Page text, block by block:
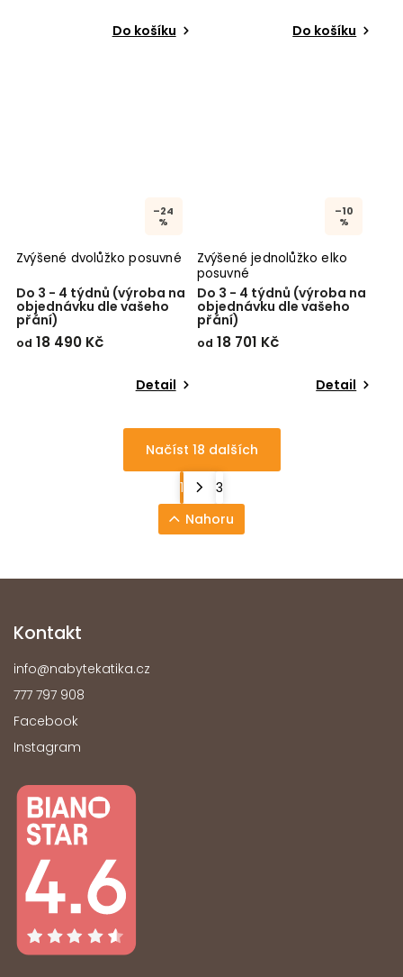
Do košíku Do košíku
–24
%
Zvýšené dvolůžko posuvné
Do 3 - 4 týdnů (výroba na
objednávku dle vašeho
přání)
od 18 490 Kč
Detail
–10
%
Zvýšené jednolůžko elko
posuvné
Do 3 - 4 týdnů (výroba na
objednávku dle vašeho
přání)
od 18 701 Kč
Detail
Načíst 18 dalších
1
3
Nahoru
Kontakt
info@nabytekatika.cz
777 797 908
Facebook
Instagram